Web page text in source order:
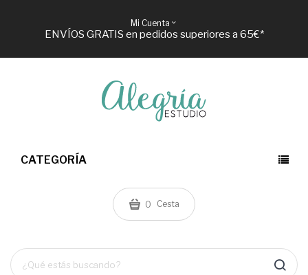
Mi Cuenta
ENVÍOS GRATIS en pedidos superiores a 65€*
CATEGORÍA
Cesta
0